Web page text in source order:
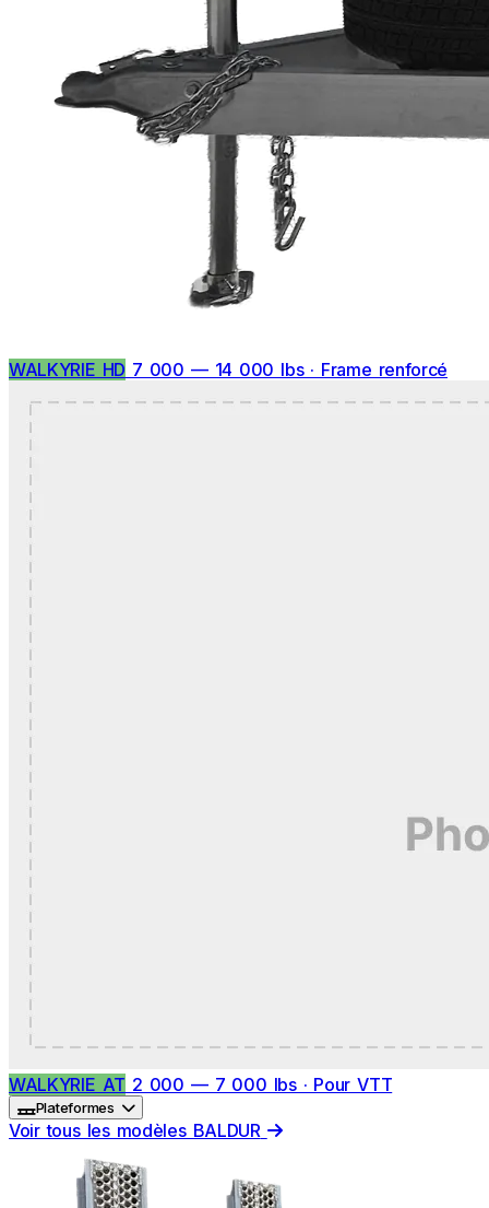
WALKYRIE HD 7 000 — 14 000 lbs · Frame renforcé
WALKYRIE AT 2 000 — 7 000 lbs · Pour VTT
Plateformes
Voir tous les modèles BALDUR